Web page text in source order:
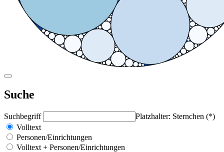
Suche
Suchbegriff
Platzhalter: Sternchen (*)
Volltext
Personen/Einrichtungen
Volltext + Personen/Einrichtungen